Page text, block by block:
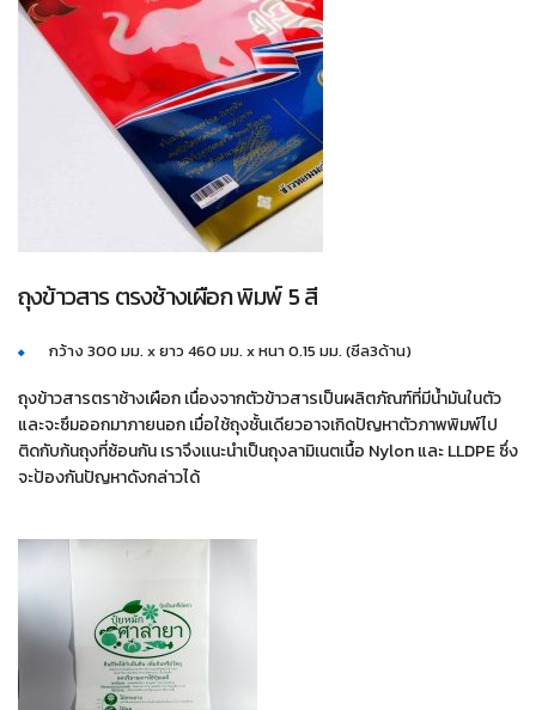
ถุงข้าวสาร ตรงช้างเผือก พิมพ์ 5 สี
กว้าง 300 มม. x ยาว 460 มม. x หนา 0.15 มม. (ซีล3ด้าน)
ถุงข้าวสารตราช้างเผือก เนื่องจากตัวข้าวสารเป็นผลิตภัณฑ์ที่มีน้ำมันในตัว
และจะซึมออกมาภายนอก เมื่อใช้ถุงชั้นเดียวอาจเกิดปัญหาตัวภาพพิมพ์ไป
ติดกับก้นถุงที่ซ้อนกัน เราจึงเเนะนำเป็นถุงลามิเนตเนื้อ Nylon และ LLDPE ซึ่ง
จะป้องกันปัญหาดังกล่าวได้